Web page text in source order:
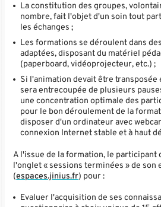
La constitution des groupes,
nombre, fait l'objet d'un soin tout
les échanges ;
Les formations se déroulent dans
adaptées, disposant du matériel
(paperboard, vidéoprojecteur, etc.) ;
Si l'animation devait être
sera entrecoupée de plusieurs
une concentration optimale des
pour le bon déroulement de la
disposer d'un ordinateur avec
connexion Internet stable et à haut
A l'issue de la formation, le participant
l'onglet « sessions terminées » de son
(espaces.jinius.fr) pour :
Evaluer l'acquisition de ses